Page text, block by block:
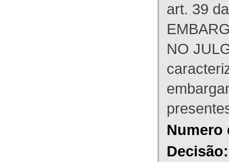
art. 39
NO
Numero
Decisão: